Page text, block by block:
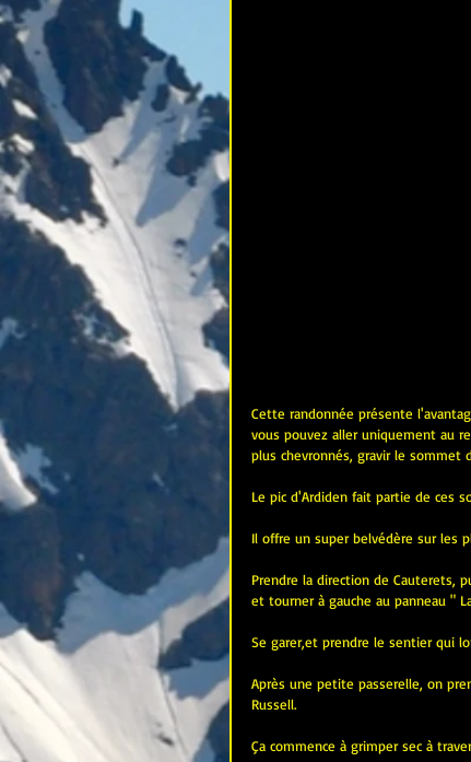
Cette randonnée présente
vous pouvez aller uniquement au
plus chevronnés, gravir le sommet
Le pic d'Ardiden fait partie de ces
Il offre un super belvédère sur les
Prendre la direction de Cauterets,
et tourner à gauche au panneau "
Se garer,et prendre le sentier qui
Après une petite passerelle, on
Russell.
Ça commence à grimper sec à